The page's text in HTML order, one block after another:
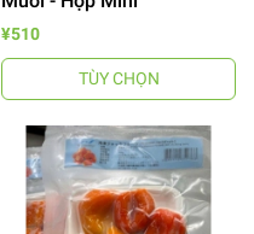
¥510
TÙY CHỌN